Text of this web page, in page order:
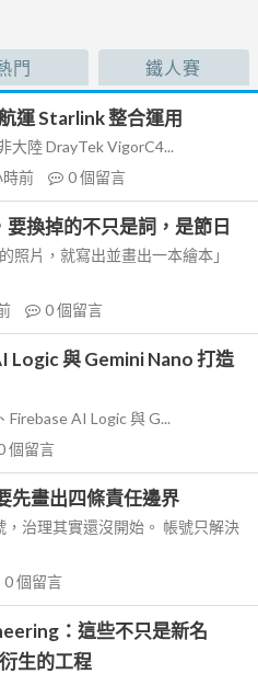
門 鐵人賽
運 Starlink 整合運用
大陸 DrayTek VigorC4...
時前 0個留言
換掉的不只是詞，是節日
照片，就寫出並畫出一本繪本」
0個留言
Logic 與 Gemini Nano 打造
AI Logic 與 G...
個留言
先畫出四條責任邊界
治理其實還沒開始。 帳號只解決
0個留言
：這些不只是新名
生的工程